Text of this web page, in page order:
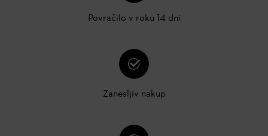
Povračilo v roku 14 dni
Zanesljiv nakup